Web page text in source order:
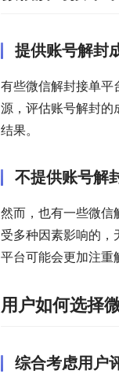
提供账号解封
有些微信解封接单平
源，评估账号解封的
结果。
不提供账号解
然而，也有一些微信
受多种因素影响的
平台可能会更加注重
用户如何选择
综合考虑用户